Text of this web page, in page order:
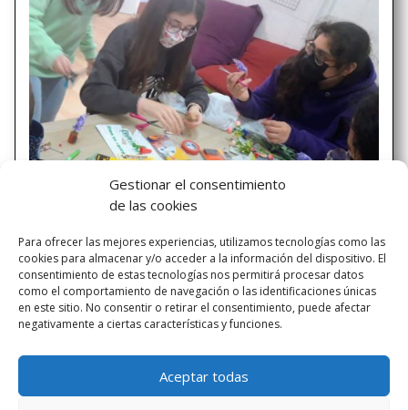
Gestionar el consentimiento
de las cookies
Para ofrecer las mejores experiencias, utilizamos tecnologías como las
cookies para almacenar y/o acceder a la información del dispositivo. El
consentimiento de estas tecnologías nos permitirá procesar datos
como el comportamiento de navegación o las identificaciones únicas
en este sitio. No consentir o retirar el consentimiento, puede afectar
negativamente a ciertas características y funciones.
Aceptar todas
¡¡Escolidarios en marcha!!
La Cooperativa ESCOLIDARIOS ha comenzado la
producción de los productos elegidos democráticamente.
Ya están de lleno en la producción de los mismos:
pulseras, marca páginas, florimanes (imanes con flores) y
unos lápices muy mágicos… ¡¡Pronto podremos...
« ENTRADAS MÁS ANTIGUAS ENTRADAS SIGUIENTES »